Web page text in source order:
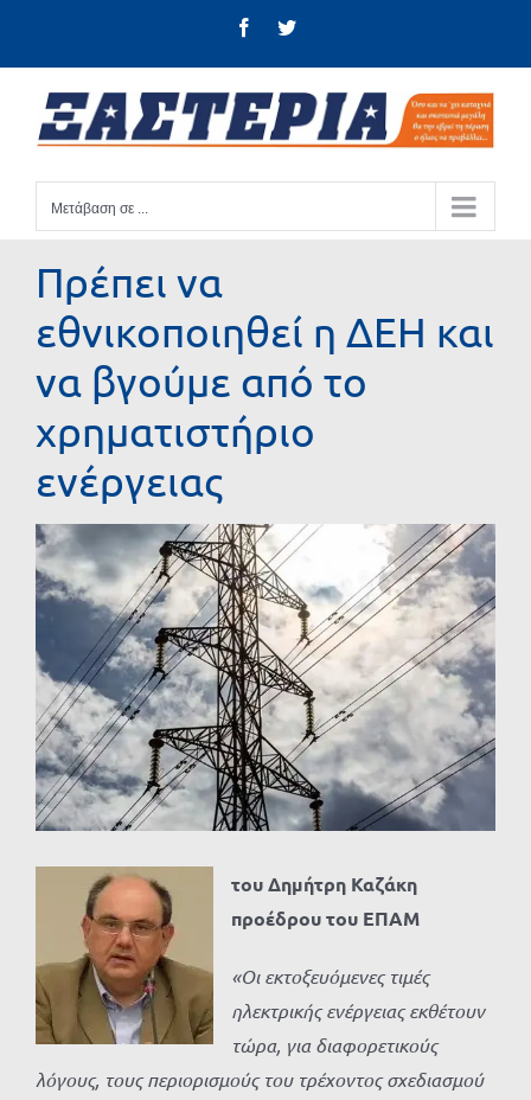
FacebookTwitter
Μετάβαση σε ...
Πρέπει να
εθνικοποιηθεί η ΔΕΗ και
να βγούμε από το
χρηματιστήριο
ενέργειας
Προβολή
μεγαλύτερης
εικόνας
του Δημήτρη Καζάκη
προέδρου του ΕΠΑΜ
«Οι εκτοξευόμενες τιμές
ηλεκτρικής ενέργειας εκθέτουν
τώρα, για διαφορετικούς
λόγους, τους περιορισμούς του τρέχοντος σχεδιασμού